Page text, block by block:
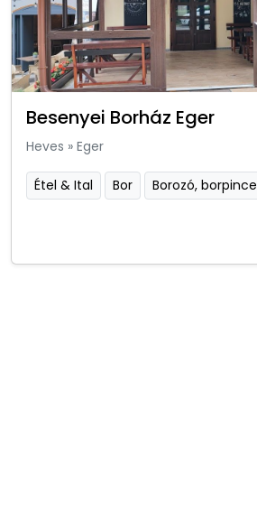
Besenyei Borház Eger
Heves » Eger
Étel & Ital Bor Borozó, borpince